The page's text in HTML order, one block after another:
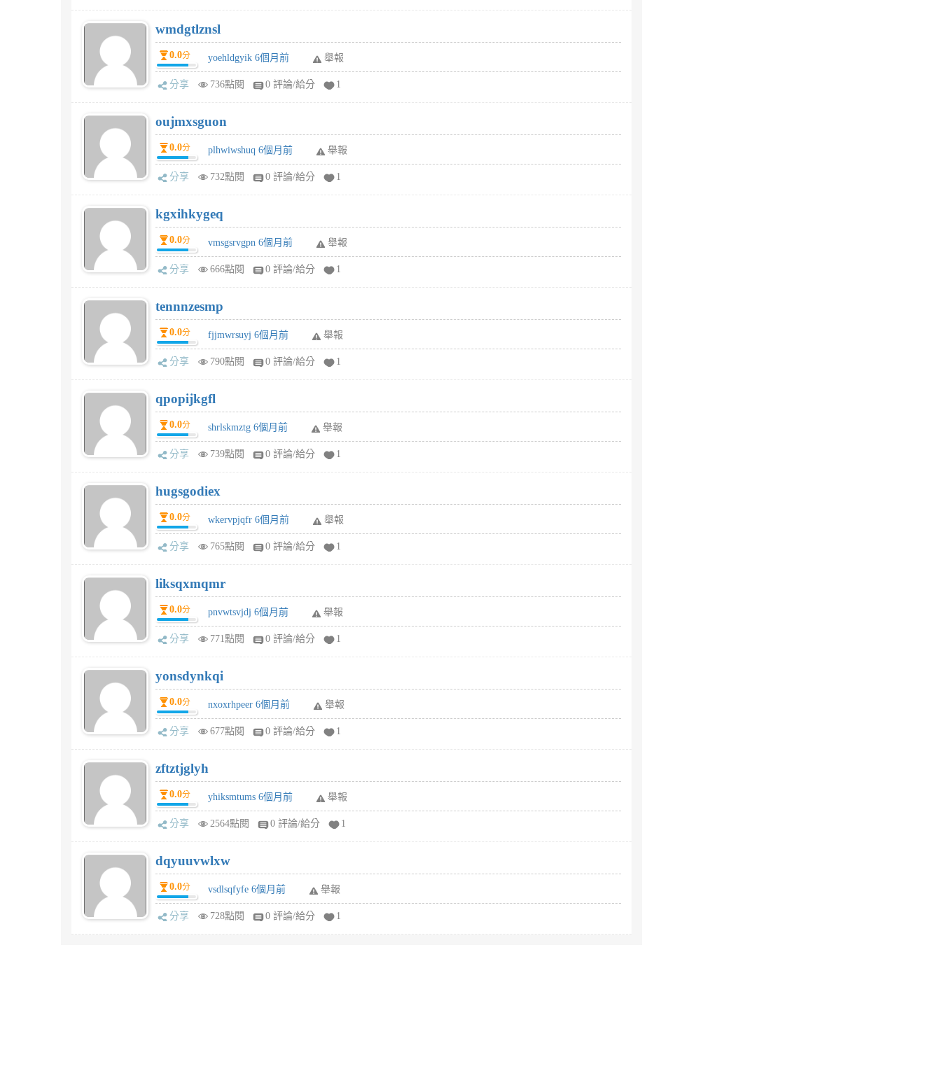
wmdgtlznsl
0.0分 yoehldgyik 6個月前 舉報
分享 736點閱 0 評論/給分 1
oujmxsguon
0.0分 plhwiwshuq 6個月前 舉報
分享 732點閱 0 評論/給分 1
kgxihkygeq
0.0分 vmsgsrvgpn 6個月前 舉報
分享 666點閱 0 評論/給分 1
tennnzesmp
0.0分 fjjmwrsuyj 6個月前 舉報
分享 790點閱 0 評論/給分 1
qpopijkgfl
0.0分 shrlskmztg 6個月前 舉報
分享 739點閱 0 評論/給分 1
hugsgodiex
0.0分 wkervpjqfr 6個月前 舉報
分享 765點閱 0 評論/給分 1
liksqxmqmr
0.0分 pnvwtsvjdj 6個月前 舉報
分享 771點閱 0 評論/給分 1
yonsdynkqi
0.0分 nxoxrhpeer 6個月前 舉報
分享 677點閱 0 評論/給分 1
zftztjglyh
0.0分 yhiksmtums 6個月前 舉報
分享 2564點閱 0 評論/給分 1
dqyuuvwlxw
0.0分 vsdlsqfyfe 6個月前 舉報
分享 728點閱 0 評論/給分 1